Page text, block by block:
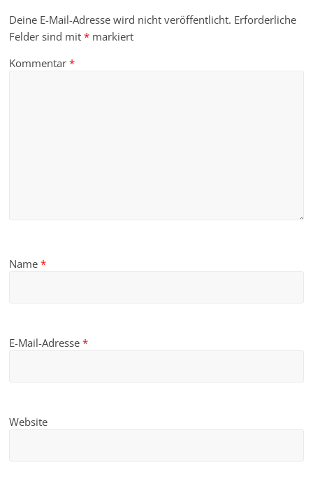
Deine E-Mail-Adresse wird nicht veröffentlicht. Erforderliche
Felder sind mit* markiert
Kommentar*
Name*
E-Mail-Adresse*
Website